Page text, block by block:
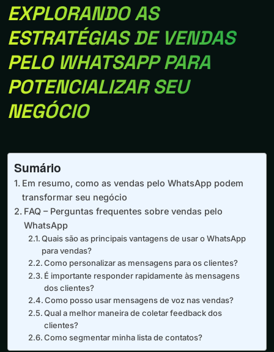
EXPLORANDO AS
ESTRATÉGIAS DE VENDAS
PELO WHATSAPP PARA
POTENCIALIZAR SEU
NEGÓCIO
Sumário
Em resumo, como as vendas pelo WhatsApp podem
transformar seu negócio
FAQ – Perguntas frequentes sobre vendas pelo
WhatsApp
Quais são as principais vantagens de usar o WhatsApp
para vendas?
Como personalizar as mensagens para os clientes?
É importante responder rapidamente às mensagens
dos clientes?
Como posso usar mensagens de voz nas vendas?
Qual a melhor maneira de coletar feedback dos
clientes?
Como segmentar minha lista de contatos?